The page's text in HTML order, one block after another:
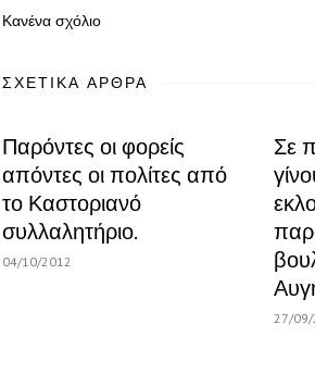
Κανένα σχόλιο
ΣΧΕΤΙΚΆ ΆΡΘΡΑ
Παρόντες οι φορείς
απόντες οι πολίτες από
το Καστοριανό
συλλαλητήριο.
04/10/2012
Σε
27/09/